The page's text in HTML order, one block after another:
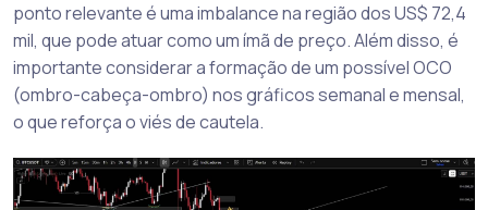
ponto relevante é uma imbalance na região dos US$ 72,4
mil, que pode atuar como um ímã de preço. Além disso, é
importante considerar a formação de um possível OCO
(ombro-cabeça-ombro) nos gráficos semanal e mensal,
o que reforça o viés de cautela.